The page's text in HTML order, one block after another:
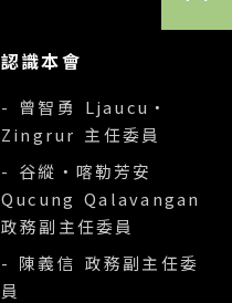
認識本會
- 曾智勇 Ljaucu‧
Zingrur 主任委員
- 谷縱‧喀勒芳安
Qucung Qalavangan
政務副主任委員
- 陳義信 政務副主任委
員